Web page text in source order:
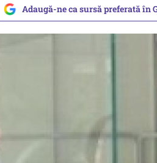
Adaugă-ne ca sursă preferată în